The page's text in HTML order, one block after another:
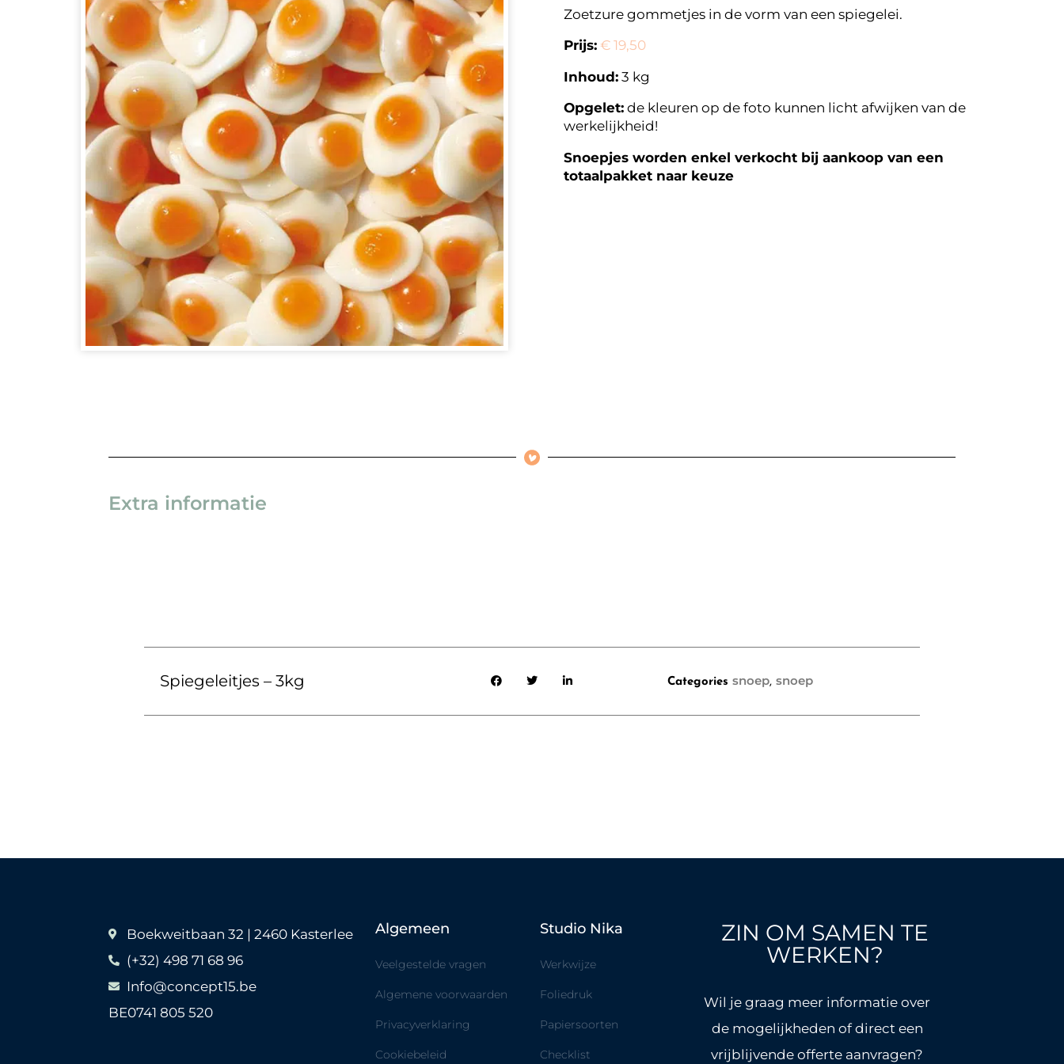
Zoetzure gommetjes in de vorm van een spiegelei.
Prijs: € 19,50
Inhoud: 3 kg
Opgelet: de kleuren op de foto kunnen licht afwijken van de
werkelijkheid!
Snoepjes worden enkel verkocht bij aankoop van een
totaalpakket naar keuze
Extra informatie
Spiegeleitjes – 3kg Categories snoep, snoep
Boekweitbaan 32 | 2460 Kasterlee
(+32) 498 71 68 96
Info@concept15.be
BE0741 805 520
Algemeen
Veelgestelde vragen
Algemene voorwaarden
Privacyverklaring
Cookiebeleid
Studio Nika
Werkwijze
Foliedruk
Papiersoorten
Checklist
ZIN OM SAMEN TE
WERKEN?
Wil je graag meer informatie over
de mogelijkheden of direct een
vrijblijvende offerte aanvragen?